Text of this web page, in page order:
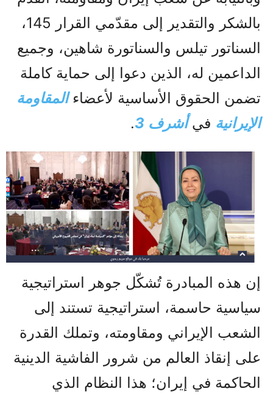
بالشكر والتقدير إلى مقدّمي القرار 145،
السناتور تيلس والسناتورة شاهين، وجميع
الداعمين له، الذين دعوا إلى حماية كاملة
تضمن الحقوق الأساسية لأعضاءالمقاومة
الإيرانية فيأشرف 3 .
إن هذه المبادرة تُشكّل جوهر استراتيجية
سياسية حاسمة، استراتيجية تستند إلى
الشعب الإيراني ومقاومته، وتملك القدرة
على إنقاذ العالم من شرور الفاشية الدينية
الحاكمة في إيران؛ هذا النظام الذي